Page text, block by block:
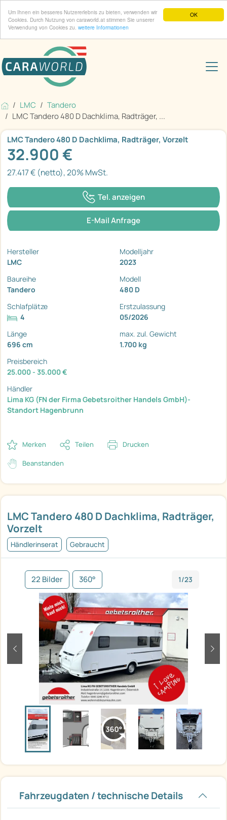
OK
Um Ihnen ein besseres Nutzererlebnis zu bieten, verwenden wir
Cookies. Durch Nutzung von caraworld.at stimmen Sie unserer
Verwendung von Cookies zu. weitere Informationen
LMC
Tandero
LMC Tandero 480 D Dachklima, Radträger, ...
LMC Tandero 480 D Dachklima, Radträger,
Vorzelt
Händlerinserat Gebraucht
22 Bilder 360° 1/23
zurück
Fahrzeugdaten / technische Details
LMC Tandero 480 D Dachklima, Radträger, Vorzelt
32.900 €
27.417 € (netto), 20% MwSt.
Tel. anzeigen
E-Mail Anfrage
Hersteller
LMC
Modelljahr
2023
Baureihe
Tandero
Modell
480 D
Schlafplätze
4
Erstzulassung
05/2026
Länge
696 cm
max. zul. Gewicht
1.700 kg
Preisbereich
25.000 - 35.000 €
Händler
Lima KG (FN der Firma Gebetsroither Handels GmbH)-
Standort Hagenbrunn
Merken Teilen Drucken
Beanstanden